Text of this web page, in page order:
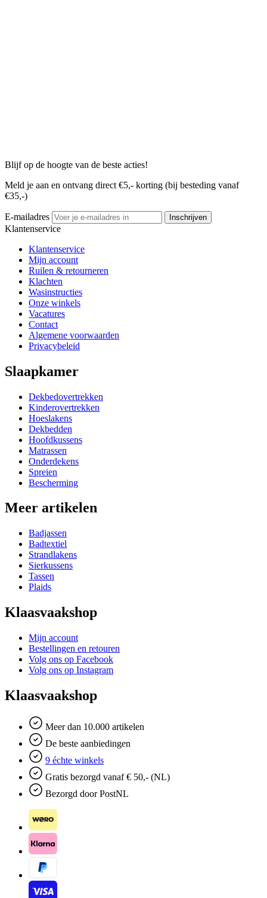
Blijf op de hoogte van de beste acties!
Meld je aan en ontvang direct €5,- korting (bij besteding vanaf
€35,-)
E-mailadres Inschrijven
Klantenservice
Klantenservice
Mijn account
Ruilen & retourneren
Klachten
Wasinstructies
Onze winkels
Vacatures
Contact
Algemene voorwaarden
Privacybeleid
Slaapkamer
Dekbedovertrekken
Kinderovertrekken
Hoeslakens
Dekbedden
Hoofdkussens
Matrassen
Onderdekens
Spreien
Bescherming
Meer artikelen
Badjassen
Badtextiel
Strandlakens
Sierkussens
Tassen
Plaids
Klaasvaakshop
Mijn account
Bestellingen en retouren
Volg ons op Facebook
Volg ons op Instagram
Klaasvaakshop
Meer dan 10.000 artikelen
De beste aanbiedingen
9 échte winkels
Gratis bezorgd vanaf € 50,- (NL)
Bezorgd door PostNL